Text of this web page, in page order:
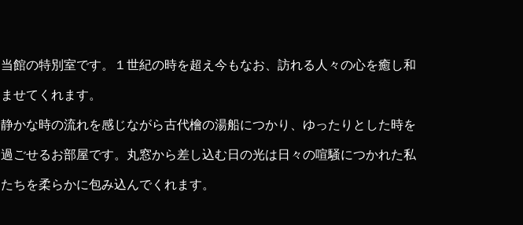
当館の特別室です。１世紀の時を超え今もなお、訪れる人々の心を癒し和
ませてくれます。
静かな時の流れを感じながら古代檜の湯船につかり、ゆったりとした時を
過ごせるお部屋です。丸窓から差し込む日の光は日々の喧騒につかれた私
たちを柔らかに包み込んでくれます。